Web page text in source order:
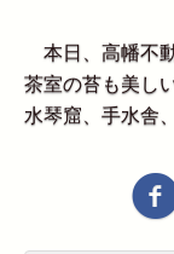
本日、高幡不
茶室の苔も美し
水琴窟、手水舎